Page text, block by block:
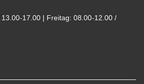
17.00 | Freitag: 08.00-12.00 /